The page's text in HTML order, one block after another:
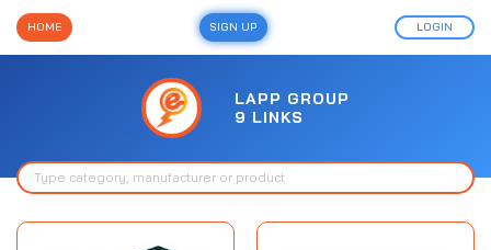
HOME SIGN UP LOGIN
LAPP GROUP
9 LINKS